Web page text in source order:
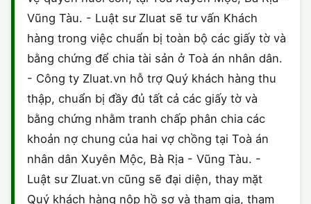
Vũng Tàu. - Luật sư Zluat sẽ tư vấn Khách
hàng trong việc chuẩn bị toàn bộ các giấy tờ và
bằng chứng để chia tài sản ở Toà án nhân dân.
- Công ty Zluat.vn hỗ trợ Quý khách hàng thu
thập, chuẩn bị đầy đủ tất cả các giấy tờ và
bằng chứng nhằm tranh chấp phân chia các
khoản nợ chung của hai vợ chồng tại Toà án
nhân dân Xuyên Mộc, Bà Rịa - Vũng Tàu. -
Luật sư Zluat.vn cũng sẽ đại diện, thay mặt
Quý khách hàng nộp hồ sơ và tham gia, tham